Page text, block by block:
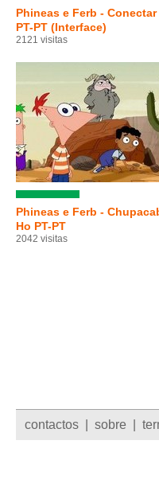
Phineas e Ferb - Conectar
PT-PT (Interface)
2121 visitas
Phineas e Ferb -
Ho PT-PT
2042 visitas
contactos sobre